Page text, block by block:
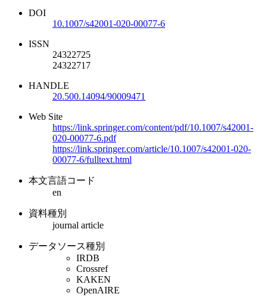
DOI
10.1007/s42001-020-00077-6
ISSN
24322725
24322717
HANDLE
20.500.14094/90009471
Web Site
https://link.springer.com/content/pdf/10.1007/s42001-
020-00077-6.pdf
https://link.springer.com/article/10.1007/s42001-020-
00077-6/fulltext.html
本文言語コード
en
資料種別
journal article
データソース種別
IRDB
Crossref
KAKEN
OpenAIRE